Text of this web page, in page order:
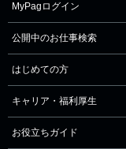
MyPagログイン
公開中のお仕事検索
はじめての方
キャリア・福利厚生
お役立ちガイド